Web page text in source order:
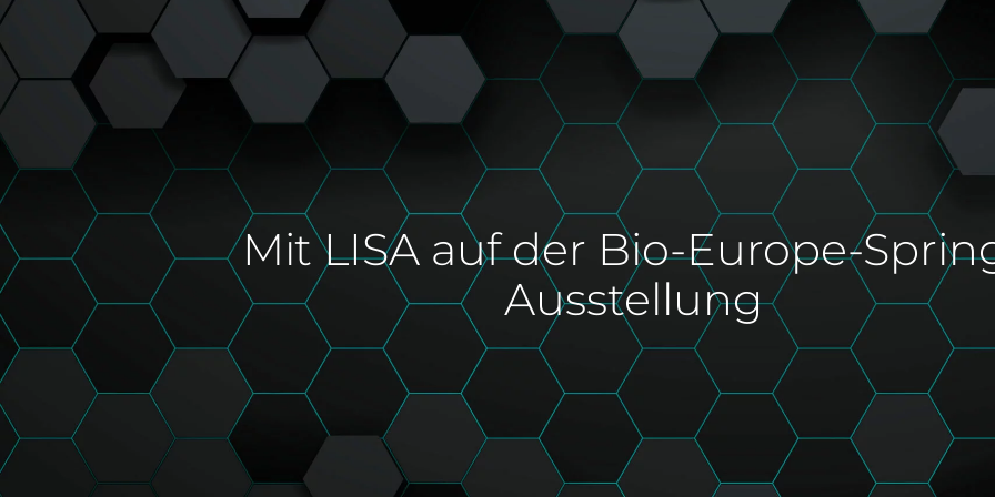
Mit LISA auf der Bio-Europe-
Ausstellung